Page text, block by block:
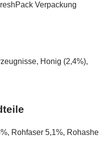
Verpackung
Honig (2,4%),
Rohfaser 5,1%, Rohashe